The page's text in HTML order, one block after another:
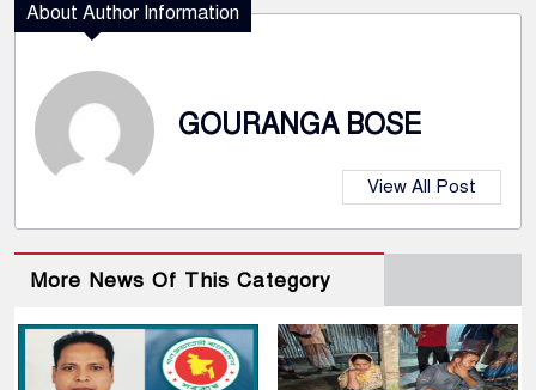
About Author Information
GOURANGA BOSE
View All Post
More News Of This Category